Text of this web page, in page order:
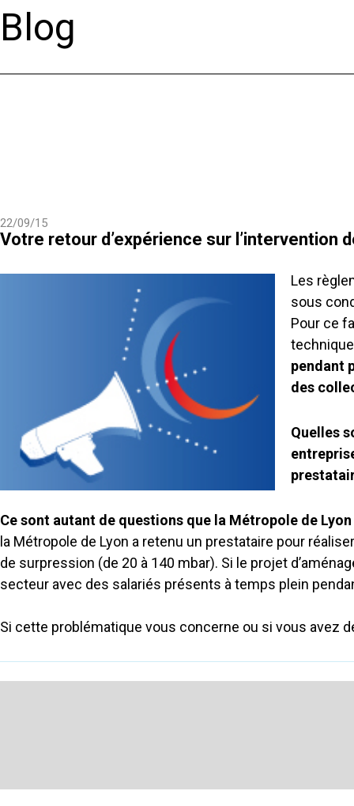
Blog
22/09/15
Votre retour d’expérience sur l’intervention
Les
sous
Pour ce
pendant
des
Quelles
Ce sont autant de questions que la Métropole de
la Métropole de Lyon a retenu un prestataire pour
de surpression (de 20 à 140 mbar). Si le projet
secteur avec des salariés présents à temps plein
Si cette problématique vous concerne ou si vous avez